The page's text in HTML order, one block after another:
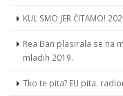
KUL SMO JER ČITAMO!
Rea Ban plasirala se na
mladih 2019.
Tko te pita? EU pita.